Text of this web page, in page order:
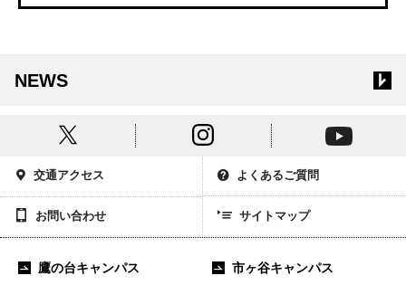
NEWS
交通アクセス よくあるご質問
お問い合わせ サイトマップ
鷹の台キャンパス 市ヶ谷キャンパス